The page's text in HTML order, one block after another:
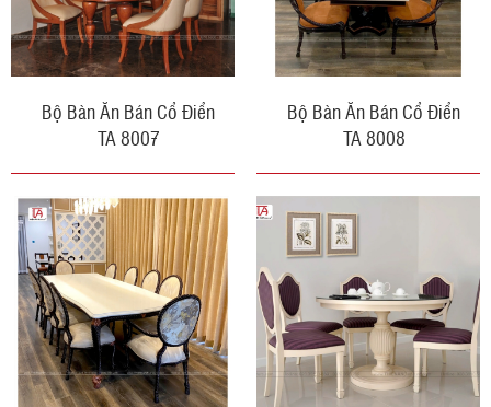
Bộ Bàn Ăn Bán Cổ Điển
TA 8007
Bộ Bàn Ăn Bán Cổ Điển
TA 8008